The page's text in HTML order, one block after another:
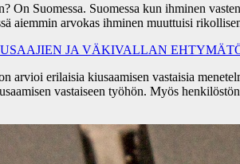
Suomessa. Suomessa kun ihminen
aiemmin arvokas ihminen muuttuisi
JA VÄKIVALLAN
arvioi erilaisia kiusaamisen vastaisia
vastaiseen työhön. Myös